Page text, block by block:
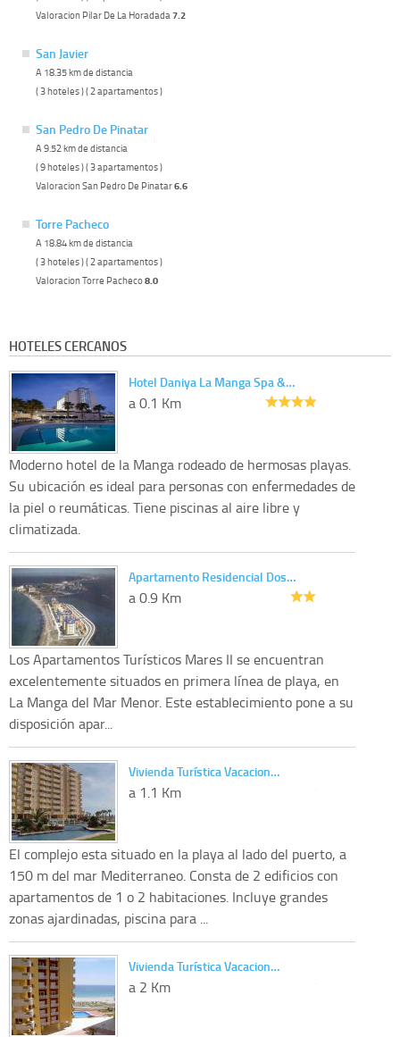
Valoracion Pilar De La Horadada 7.2
San Javier
A 18.35 km de distancia
( 3 hoteles ) ( 2 apartamentos )
San Pedro De Pinatar
A 9.52 km de distancia
( 9 hoteles ) ( 3 apartamentos )
Valoracion San Pedro De Pinatar6.6
Torre Pacheco
A 18.84 km de distancia
( 3 hoteles ) ( 2 apartamentos )
Valoracion Torre Pacheco8.0
HOTELES CERCANOS
Hotel Daniya La Manga Spa &…
a 0.1 Km
Moderno hotel de la Manga rodeado de hermosas playas.
Su ubicación es ideal para personas con enfermedades de
la piel o reumáticas. Tiene piscinas al aire libre y
climatizada.
Apartamento Residencial Dos…
a 0.9 Km
Los Apartamentos Turísticos Mares II se encuentran
excelentemente situados en primera línea de playa, en
La Manga del Mar Menor. Este establecimiento pone a su
disposición apar...
Vivienda Turística Vacacion…
a 1.1 Km
El complejo esta situado en la playa al lado del puerto, a
150 m del mar Mediterraneo. Consta de 2 edificios con
apartamentos de 1 o 2 habitaciones. Incluye grandes
zonas ajardinadas, piscina para ...
Vivienda Turística Vacacion…
a 2 Km